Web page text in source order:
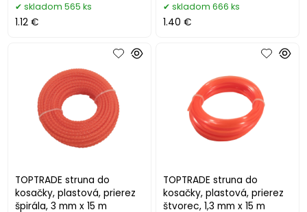
skladom 565 ks
1.12 €
skladom 666 ks
1.40 €
TOPTRADE struna do
kosačky, plastová, prierez
špirála, 3 mm x 15 m
TOPTRADE struna do
kosačky, plastová, prierez
štvorec, 1,3 mm x 15 m